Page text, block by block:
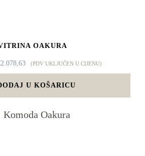
OAKURA
2.078,63TRENUTNA
CIJENA
JE:
(PDV UKLJUČEN U CIJENU)
U KOŠARICU